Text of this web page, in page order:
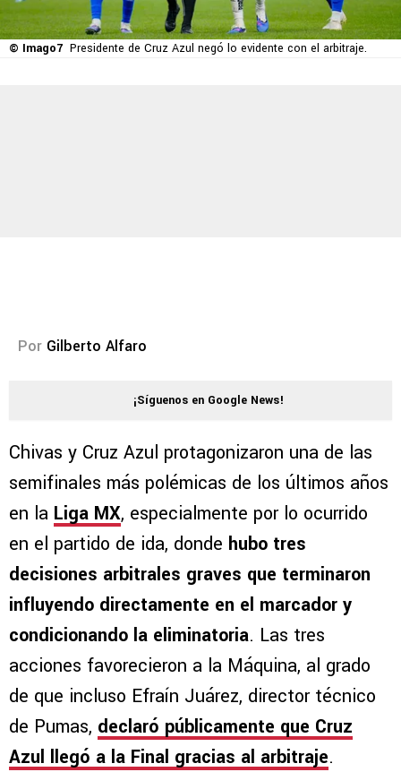
© Imago7 Presidente de Cruz Azul negó lo evidente con el arbitraje.
Por Gilberto Alfaro
¡Síguenos en Google News!
Chivas y Cruz Azul protagonizaron una de las
semifinales más polémicas de los últimos años
en la Liga MX, especialmente por lo ocurrido
en el partido de ida, donde hubo tres
decisiones arbitrales graves que terminaron
influyendo directamente en el marcador y
condicionando la eliminatoria. Las tres
acciones favorecieron a la Máquina, al grado
de que incluso Efraín Juárez, director técnico
de Pumas, declaró públicamente que Cruz
Azul llegó a la Final gracias al arbitraje.